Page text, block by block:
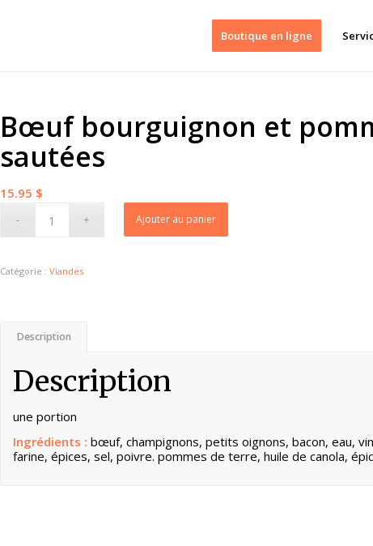
Boutique en ligne
Bœuf bourguignon et
sautées
15.95 $
Ajouter au panier
Catégorie :Viandes
Description
Description
une portion
Ingrédients : bœuf, champignons, petits oignons, bacon, eau,
farine, épices, sel, poivre. pommes de terre, huile de canola,